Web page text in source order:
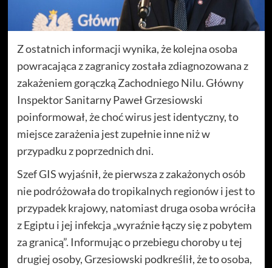
Z ostatnich informacji wynika, że kolejna osoba
powracająca z zagranicy została zdiagnozowana z
zakażeniem gorączką Zachodniego Nilu. Główny
Inspektor Sanitarny Paweł Grzesiowski
poinformował, że choć wirus jest identyczny, to
miejsce zarażenia jest zupełnie inne niż w
przypadku z poprzednich dni.
Szef GIS wyjaśnił, że pierwsza z zakażonych osób
nie podróżowała do tropikalnych regionów i jest to
przypadek krajowy, natomiast druga osoba wróciła
z Egiptu i jej infekcja „wyraźnie łączy się z pobytem
za granicą”. Informując o przebiegu choroby u tej
drugiej osoby, Grzesiowski podkreślił, że to osoba,